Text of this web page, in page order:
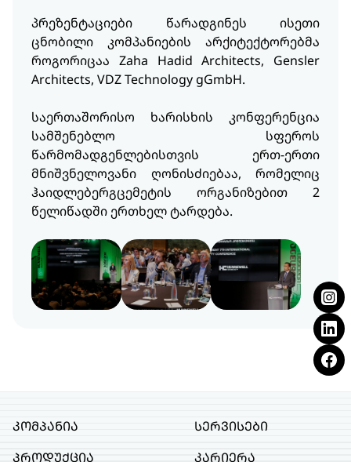
პრეზენტაციები წარადგინეს ისეთი
ცნობილი კომპანიების არქიტექტორებმა
როგორიცაა Zaha Hadid Architects, Gensler
Architects, VDZ Technology gGmbH.
საერთაშორისო ხარისხის კონფერენცია
სამშენებლო სფეროს
წარმომადგენლებისთვის ერთ-ერთი
მნიშვნელოვანი ღონისძიებაა, რომელიც
ჰაიდლებერგცემეტის ორგანიზებით 2
წელიწადში ერთხელ ტარდება.
კომპანია
პროდუქცია
სერვისები
კარიერა